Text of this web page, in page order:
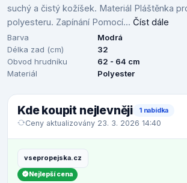
suchý a čistý kožíšek. Materiál Pláštěnka
polyesteru. Zapínání Pomocí... Číst dále
Barva
Modrá
Délka zad (cm)
32
Obvod hrudníku
62 - 64 cm
Materiál
Polyester
Kde koupit nejlevněji 1 nabídka
Ceny aktualizovány 23. 3. 2026 14:40
vsepropejska.cz
Nejlepší cena